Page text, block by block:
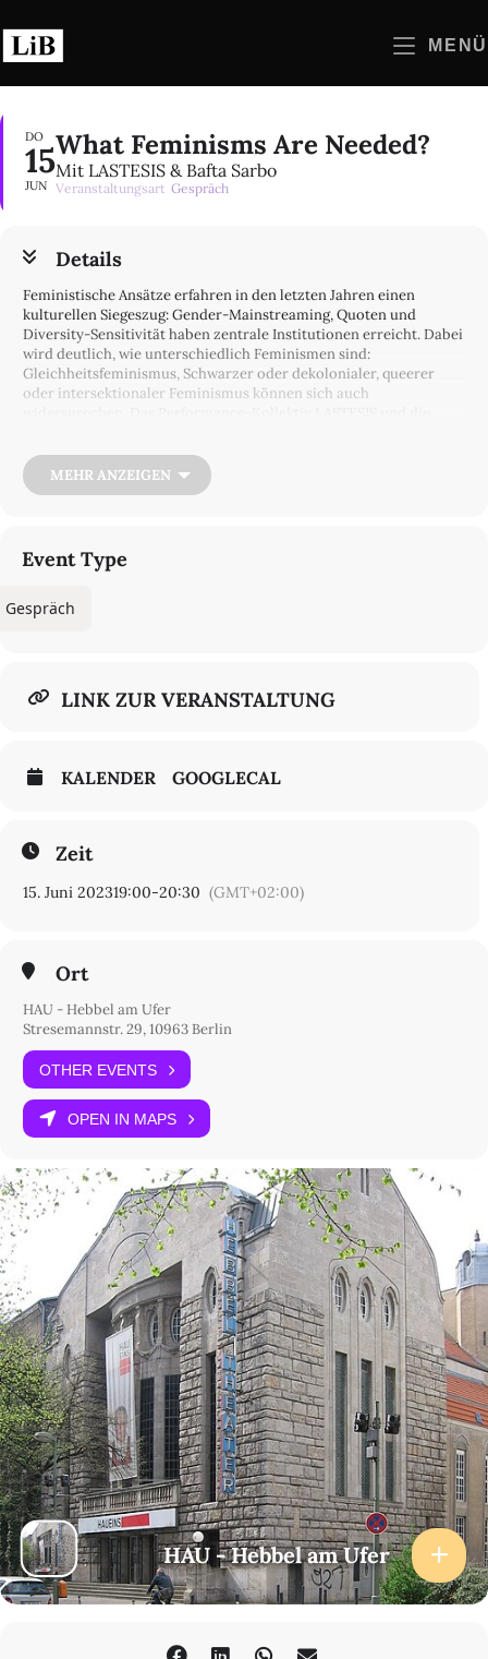
Inhalt
springen
MENÜ
DO
15
JUN
What Feminisms Are Needed?
Mit LASTESIS & Bafta Sarbo
Veranstaltungsart Gespräch
Details
Feministische Ansätze erfahren in den letzten Jahren einen
kulturellen Siegeszug: Gender-Mainstreaming, Quoten und
Diversity-Sensitivität haben zentrale Institutionen erreicht. Dabei
wird deutlich, wie unterschiedlich Feminismen sind:
Gleichheitsfeminismus, Schwarzer oder dekolonialer, queerer
oder intersektionaler Feminismus können sich auch
Feminismen wir uns distanzieren und welche wir für die Zukunft
produktiv machen sollten.
(ausgenommen: “Feminisms Reclaiming Life: An Internationalist
MEHR ANZEIGEN
Event Type
Gespräch
LINK ZUR VERANSTALTUNG
KALENDER GOOGLECAL
Zeit
15. Juni 202319:00-20:30 (GMT+02:00)
Ort
HAU - Hebbel am Ufer
Stresemannstr. 29, 10963 Berlin
OTHER EVENTS
OPEN IN MAPS
HAU - Hebbel am Ufer